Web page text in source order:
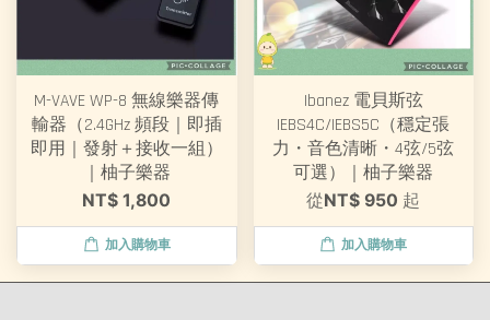
M-VAVE WP-8 無線樂器傳
輸器（2.4GHz 頻段｜即插
即用｜發射＋接收一組）
｜柚子樂器
NT$ 1,800
加入購物車
Ibanez 電貝斯弦
IEBS4C/IEBS5C（穩定張
力・音色清晰・4弦/5弦
可選）｜柚子樂器
從NT$ 950 起
加入購物車